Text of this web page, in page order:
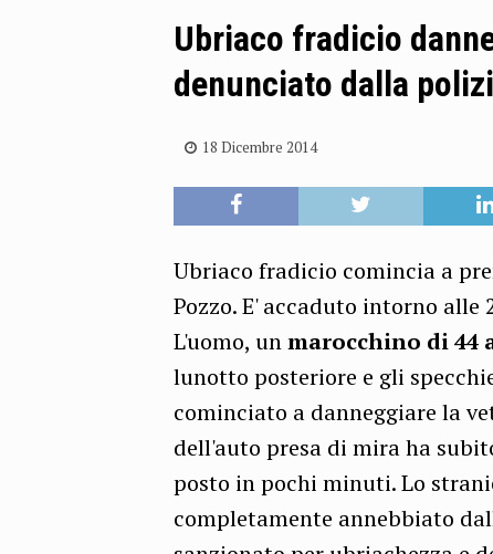
Ubriaco fradicio
denunciato dalla
18 Dicembre 2014
Ubriaco fradicio comincia a
Pozzo. E' accaduto intorno
L'uomo, unmarocchino di 44
lunotto posteriore e gli
cominciato a danneggiare la
dell'auto presa di mira ha
posto in pochi minuti. Lo
completamente annebbiato